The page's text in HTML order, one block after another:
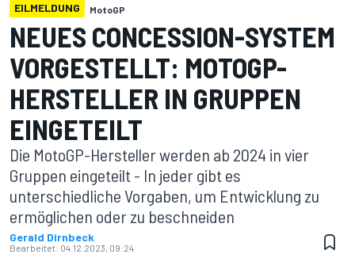
EILMELDUNG MotoGP
NEUES CONCESSION-SYSTEM
VORGESTELLT: MOTOGP-
HERSTELLER IN GRUPPEN
EINGETEILT
Die MotoGP-Hersteller werden ab 2024 in vier
Gruppen eingeteilt - In jeder gibt es
unterschiedliche Vorgaben, um Entwicklung zu
ermöglichen oder zu beschneiden
Gerald Dirnbeck
Bearbeitet: 04.12.2023, 09:24